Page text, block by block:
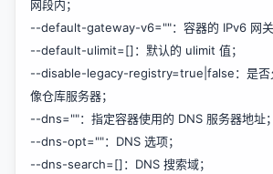
网段内；
--default-gateway-v6=""：容器的 IPv6 网
--default-ulimit=[]：默认的 ulimit 值；
--disable-legacy-registry=true|false：是否
像仓库服务器；
--dns=""：指定容器使用的 DNS 服务器地
--dns-opt=""：DNS 选项；
--dns-search=[]：DNS 搜索域；